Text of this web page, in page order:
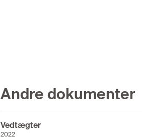
Andre dokumenter
Vedtægter
2022